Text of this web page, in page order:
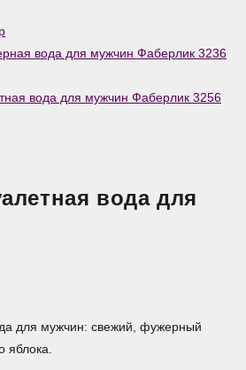
вода для
₽.
для мужчин: свежий, фужерный
яблока.